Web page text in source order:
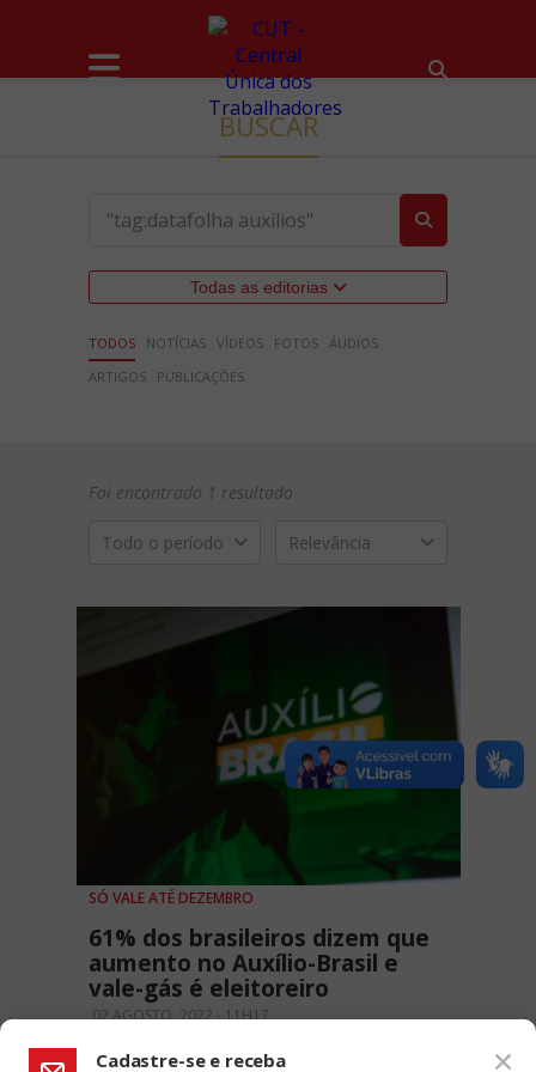
BUSCAR
Todas as editorias
TODOS NOTÍCIAS VÍDEOS FOTOS ÁUDIOS
ARTIGOS
PUBLICAÇÕES
Foi encontrado 1 resultado
Todo o período Relevância
SÓ VALE ATÉ DEZEMBRO
61% dos brasileiros dizem que
aumento no Auxílio-Brasil e
vale-gás é eleitoreiro
02 AGOSTO, 2022 - 11H17
Cadastre-se e receba